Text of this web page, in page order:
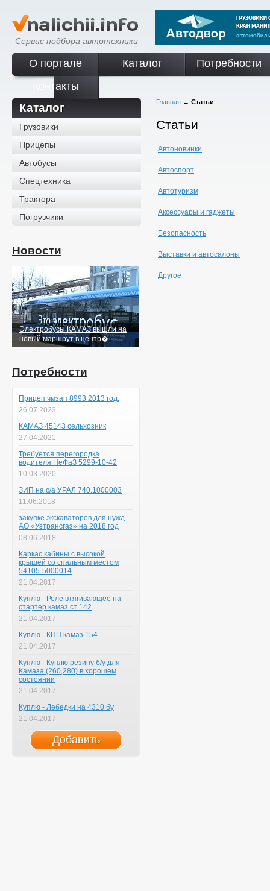
Сервис подбора автотехники
О портале Каталог
Потребности
Контакты
Каталог
Грузовики
Прицепы
Автобусы
Спецтехника
Трактора
Погрузчики
Новости
Электробусы КАМАЗ вышли на
новый маршрут в центр�...
Потребности
Прицеп чмзап 8993 2013 год.
26.07.2023
КАМАЗ 45143 сельхозник
27.04.2021
Требуется перегородка
водителя НеФаЗ 5299-10-42
10.03.2020
ЗИП на с/а УРАЛ 740.1000003
11.06.2018
закупке экскаваторов для нужд
АО «Узтрансгаз» на 2018 год
08.06.2018
Каркас кабины с высокой
крышей со спальным местом
54105-5000014
21.04.2017
Куплю - Реле втягивающее на
стартер камаз ст 142
21.04.2017
Куплю - КПП камаз 154
21.04.2017
Куплю - Куплю резину б/у для
Камаза (260,280) в хорошем
состоянии
21.04.2017
Куплю - Лебедки на 4310 бу
21.04.2017
Добавить
Главная → Статьи
Статьи
Автоновинки
Автоспорт
Автотуризм
Аксессуары и гаджеты
Безопасность
Выставки и автосалоны
Другое